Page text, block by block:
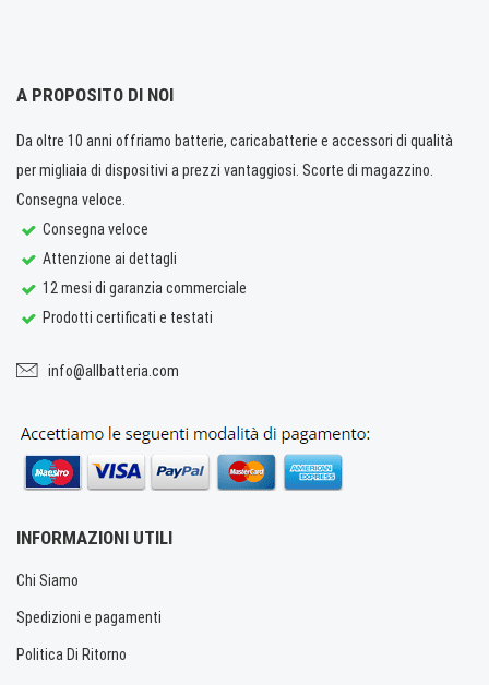
A PROPOSITO DI NOI
Da oltre 10 anni offriamo batterie, caricabatterie e accessori di qualità
per migliaia di dispositivi a prezzi vantaggiosi. Scorte di magazzino.
Consegna veloce.
Consegna veloce
Attenzione ai dettagli
12 mesi di garanzia commerciale
Prodotti certificati e testati
info@allbatteria.com
INFORMAZIONI UTILI
Chi Siamo
Spedizioni e pagamenti
Politica Di Ritorno